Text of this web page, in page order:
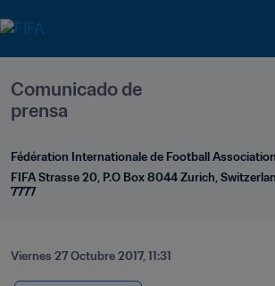
Comunicado de
prensa
Fédération Internationale de Football Association
FIFA Strasse 20, P.O Box 8044 Zurich,
7777
Viernes 27 Octubre 2017, 11:31